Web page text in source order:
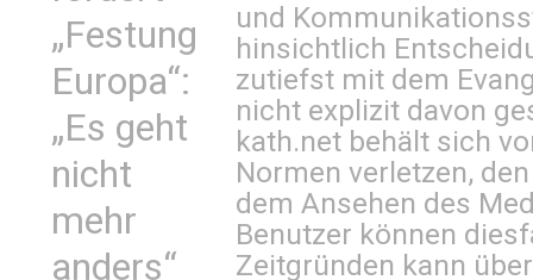
„Festung
Europa“:
„Es geht
nicht
mehr
anders“
und
hinsichtlich
zutiefst mit dem
nicht explizit davon
kath.net behält sich
Normen verletzen,
dem Ansehen des
Benutzer können
Zeitgründen kann